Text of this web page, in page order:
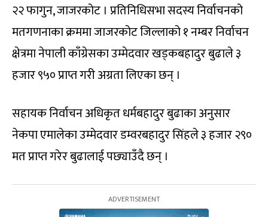
२२ फागुन, जाजरकोट । प्रतिनिधिसभा सदस्य निर्वाचनको
मतगणनाका क्रममा जाजरकोट जिल्लाको १ नम्बर निर्वाचन
क्षेत्रमा नेपाली काँग्रेसका उम्मेदवार खड्कबहादुर बुढाले ३
हजार ९५० प्राप्त गरी अग्रता लिएका छन् ।
सहायक निर्वाचन अधिकृत धर्मबहादुर बुढाका अनुसार
नेकपा एमालेका उम्मेदवार डम्वरबहादुर सिंहले ३ हजार २९०
मत प्राप्त गरेर बुढालाई पछ्याउँदै छन् ।